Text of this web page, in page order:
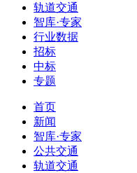
轨道交通
智库·专家
行业数据
招标
中标
专题
首页
新闻
智库·专家
公共交通
轨道交通